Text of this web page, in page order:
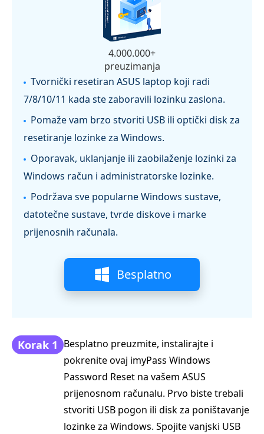
4.000.000+
preuzimanja
Tvornički resetiran ASUS laptop koji radi
7/8/10/11 kada ste zaboravili lozinku zaslona.
Pomaže vam brzo stvoriti USB ili optički disk za
resetiranje lozinke za Windows.
Oporavak, uklanjanje ili zaobilaženje lozinki za
Windows račun i administratorske lozinke.
Podržava sve popularne Windows sustave,
datotečne sustave, tvrde diskove i marke
prijenosnih računala.
Besplatno
Korak 1 Besplatno preuzmite, instalirajte i
pokrenite ovaj imyPass Windows
Password Reset na vašem ASUS
prijenosnom računalu. Prvo biste trebali
stvoriti USB pogon ili disk za poništavanje
lozinke za Windows. Spojite vanjski USB